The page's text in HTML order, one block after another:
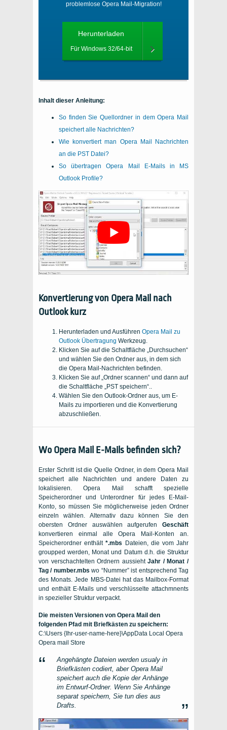
problemlose Opera Mail-Migration!
Herunterladen
Für Windows 32/64-bit
Inhalt dieser Anleitung:
So finden Sie Quellordner in dem Opera Mail
speichert alle Nachrichten?
Wie konvertiert man Opera Mail
Nachrichten
an die PST Datei?
So übertragen Opera
Mail
E-Mails in MS
Outlook Profile?
Konvertierung von Opera Mail nach
Outlook kurz
Herunterladen und Ausführen Opera Mail zu
Outlook Übertragung Werkzeug.
Klicken Sie auf die Schaltfläche „Durchsuchen“
und wählen Sie den Ordner aus, in dem sich
die Opera Mail-Nachrichten befinden.
Klicken Sie auf „Ordner scannen“ und dann auf
die Schaltfläche „PST speichern“..
Wählen Sie den Outlook-Ordner aus, um E-
Mails zu importieren und die Konvertierung
abzuschließen.
Wo Opera Mail E-Mails befinden sich?
Erster Schritt ist die Quelle Ordner, in dem Opera Mail
speichert alle Nachrichten und andere Daten zu
lokalisieren. Opera Mail schafft spezielle
Speicherordner und Unterordner für jedes E-Mail-
Konto, so müssen Sie möglicherweise jeden Ordner
einzeln wählen. Alternativ dazu können Sie den
obersten Ordner auswählen aufgerufen Geschäft
konvertieren einmal alle Opera Mail-Konten an.
Speicherordner enthält*.mbs Dateien, die vom Jahr
groupped werden, Monat und Datum d.h. die Struktur
von verschachtelten Ordnern aussiehtJahr / Monat /
Tag / number.mbs wo “Nummer” ist entsprechend Tag
des Monats. Jede MBS-Datei hat das Mailbox-Format
und enthält E-Mails und verschlüsselte attachmnents
in spezieller Struktur verpackt.
Die meisten Versionen von Opera Mail den
folgenden Pfad mit Briefkästen zu speichern:
C:\Users {Ihr-user-name-here}\AppData Local Opera
Opera mail Store
Angehängte Dateien werden usualy in
Briefkästen codiert, aber Opera Mail
speichert auch die Kopie der Anhänge
im Entwurf-Ordner. Wenn Sie Anhänge
separat speichern, Sie tun dies aus
Drafts.